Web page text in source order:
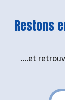
Restons
....et